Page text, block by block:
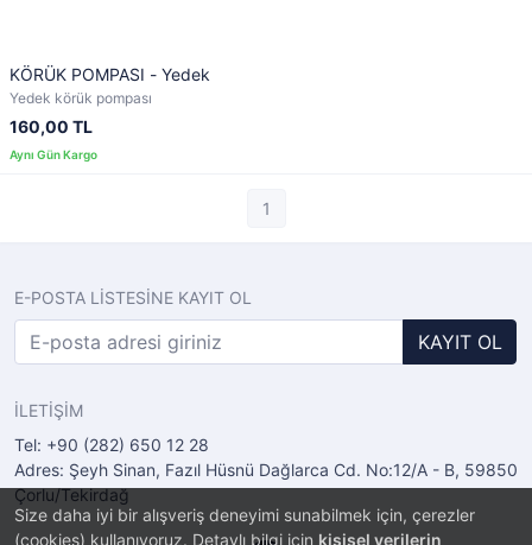
Size daha iyi bir alışveriş deneyimi sunabilmek için, çerezler
(cookies) kullanıyoruz. Detaylı bilgi için kişisel verilerin
KÖRÜK POMPASI - Yedek
Yedek körük pompası
160,00 TL
1
E-POSTA LİSTESİNE KAYIT OL
KAYIT OL
İLETİŞİM
Tel: +90 (282) 650 12 28
Adres: Şeyh Sinan, Fazıl Hüsnü Dağlarca Cd. No:12/A - B, 59850
Çorlu/Tekirdağ